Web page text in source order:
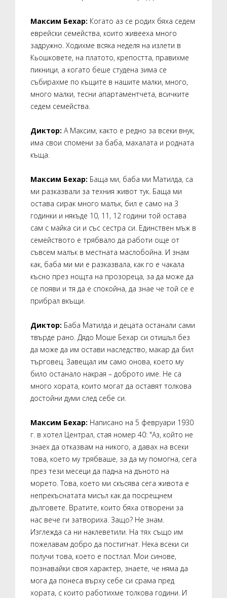
Максим Бехар: Когато аз се родих бяха седем
еврейски семейства, които живееха много
задружно. Ходихме всяка неделя на излети в
Кьошковете, на платото, крепостта, правихме
пикници, а когато беше студена зима се
събирахме по къщите в нашите малки, много,
много малки, тесни апартаментчета, всичките
седем семейства.
Диктор: А Максим, както е редно за всеки внук,
има свои спомени за баба, махалата и родната
къща.
Максим Бехар: Баща ми, баба ми Матилда, са
ми разказвали за техния живот тук. Баща ми
остава сирак много малък, бил е само на 3
годинки и някъде 10, 11, 12 години той остава
сам с майка си и със сестра си. Единствен мъж в
семейството е трябвало да работи още от
съвсем малък в местната маслобойна. И знам
как, баба ми ми е разказвала, как го е чакала
късно през нощта на прозореца, за да може да
се появи и тя да е спокойна, да знае че той се е
прибрал вкъщи.
Диктор: Баба Матилда и децата останали сами
твърде рано. Дядо Моше Бехар си отишъл без
да може да им остави наследство, макар да бил
търговец. Завещал им само онова, което му
било останало накрая – доброто име. Не са
много хората, които могат да оставят толкова
достойни думи след себе си.
Максим Бехар: Написано на 5 февруари 1930
г. в хотел Централ, стая номер 40: "Аз, който не
знаех да отказвам на никого, а давах на всеки
това, което му трябваше, за да му помогна, сега
през тези месеци да падна на дъното на
морето. Това, което ми скъсява сега живота е
непрекъснатата мисъл как да посрещнем
дълговете. Вратите, които бяха отворени за
нас вече ги затвориха. Защо? Не знам.
Изглежда са ни наклеветили. На тях също им
пожелавам добро да постигнат. Нека всеки си
получи това, което е постлал. Мои синове,
познавайки своя характер, знаете, че няма да
мога да понеса върху себе си срама пред
хората, с които работихме толкова години. И